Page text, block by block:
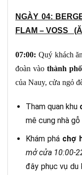
NGÀY 04:
FLAM – VOSS
07:00: Quý khách
đoàn vàothành
của Nauy, cửa ngỏ
Tham quan khu
mê cung nhà gỗ
Khám phá chợ
mở cửa 10:00-
đây phục vụ